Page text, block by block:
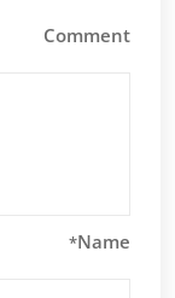
Comment
Name
*